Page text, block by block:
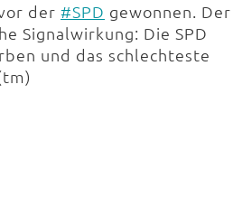
der #SPD gewonnen. Der
Signalwirkung: Die SPD
und das schlechteste